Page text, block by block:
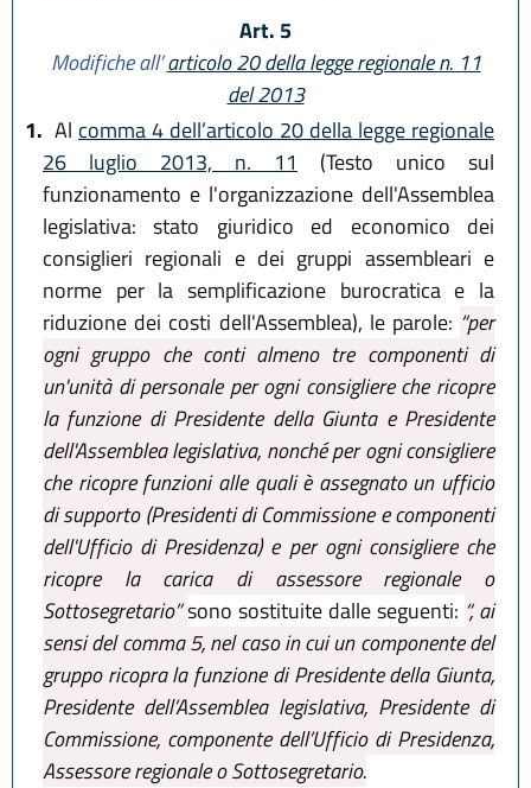
Art. 5
Modifiche all’articolo 20 della legge regionale n. 11
del 2013
1. Al comma 4 dell’articolo 20 della legge regionale
26 luglio 2013, n. 11
(Testo unico sul
funzionamento e l'organizzazione dell'Assemblea
legislativa: stato giuridico ed economico dei
consiglieri regionali e dei gruppi assembleari e
norme per la semplificazione burocratica e la
riduzione dei costi dell'Assemblea), le parole: “per
ogni gruppo che conti almeno tre componenti di
un'unità di personale per ogni consigliere che ricopre
la funzione di Presidente della Giunta e Presidente
dell'Assemblea legislativa, nonché per ogni consigliere
che ricopre funzioni alle quali è assegnato un ufficio
di supporto (Presidenti di Commissione e componenti
dell'Ufficio di Presidenza) e per ogni consigliere che
ricopre la carica di assessore regionale o
Sottosegretario”sono sostituite dalle seguenti: “, ai
sensi del comma 5, nel caso in cui un componente del
gruppo ricopra la funzione di Presidente della Giunta,
Presidente dell’Assemblea legislativa, Presidente di
Commissione, componente dell’Ufficio di Presidenza,
Assessore regionale o Sottosegretario.